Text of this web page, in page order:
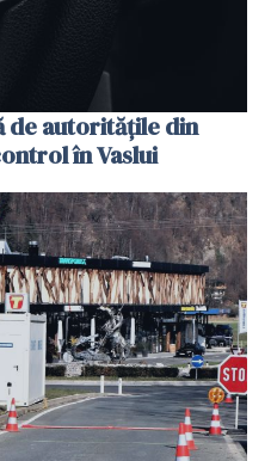
de autoritățile din
în Vaslui